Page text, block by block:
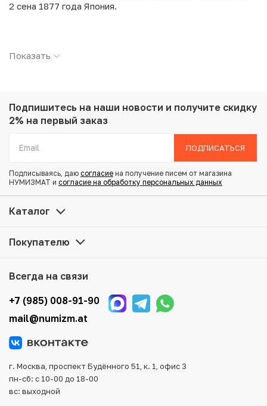
2 сена 1877 года Япония.
Страна: Япония
Вес: 14.3 г
Диаметр: 31.81 мм
Состояние: VF
y18.2
Купить 2 сена 1877 года Япония по привлекательной
цене можно в нашем интернет-магазине — Вам
нашем складе.
того, возможен самовывоз товара из офиса магазина.
Для вашего удобства представлены несколько способов
оплаты и доставки заказа. Все отправления надежно и
тщательно упаковываются, что исключает возможность
Показать
Подпишитесь на наши новости и получите скидку
2% на первый заказ
ПОДПИСАТЬСЯ
Подписываясь, даю согласие на получение писем от магазина
НУМИЗМАТ и согласие на обработку персональных данных
Каталог
Покупателю
Всегда на связи
+7 (985) 008-91-90
mail@numizm.at
г. Москва, проспект Будённого 51, к. 1, офис 3
пн-сб: с 10-00 до 18-00
вс: выходной